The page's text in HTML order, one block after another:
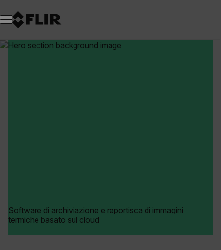
Unread messages
Modello
Rimuovi
articoli
articolo
Aggiungi al carrello
Aggiunto al carrello
Software di archiviazione e reportisca di immagini
termiche basato sul cloud